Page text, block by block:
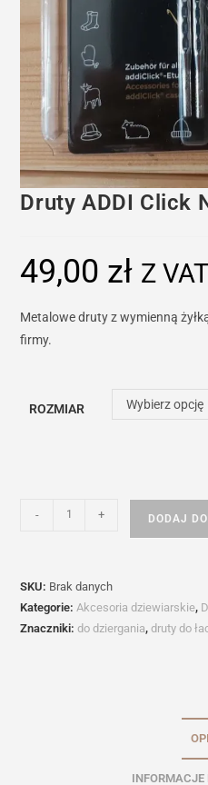
Druty ADDI Click
49,00 zł Z VAT
Metalowe druty z wymienną
firmy.
ROZMIAR Wybierz opcję
Long
- + DODAJ
SKU: Brak danych
Kategorie: Akcesoria dziewiarskie,
Znaczniki:do dziergania,druty do
INFORMACJE